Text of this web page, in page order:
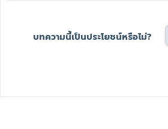
บทความนี้เป็นประโยชน์หรือไม่?